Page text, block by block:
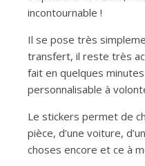
incontournable !
Il se pose très
transfert, il reste très
fait en quelques
personnalisable à
Le stickers permet de
pièce, d’une voiture,
choses encore et ce à